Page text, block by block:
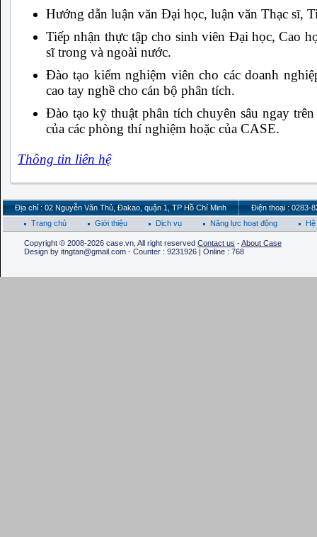
Hướng dẫn luận văn Đại học, luận văn Thạc sĩ,
Tiếp nhận thực tập cho sinh viên Đại học, Cao
sĩ trong và ngoài nước.
Đào tạo kiểm nghiệm viên cho các doanh
cao tay nghề cho cán bộ phân tích.
Đào tạo kỹ thuật phân tích chuyên sâu ngay
của các phòng thí nghiệm hoặc của CASE.
Thông tin liên hệ
Địa chỉ : 02 Nguyễn Văn Thủ, Đakao, quận 1, TP Hồ Chí Minh
Điện thoại : 0283-
Trang chủ
Giới thiệu Dịch vụ Năng lực hoạt động
Copyright © 2008-2026 case.vn, All right reserved Contact us -About Case
Design by itngtan@gmail.com - Counter : 9231926 | Online : 768